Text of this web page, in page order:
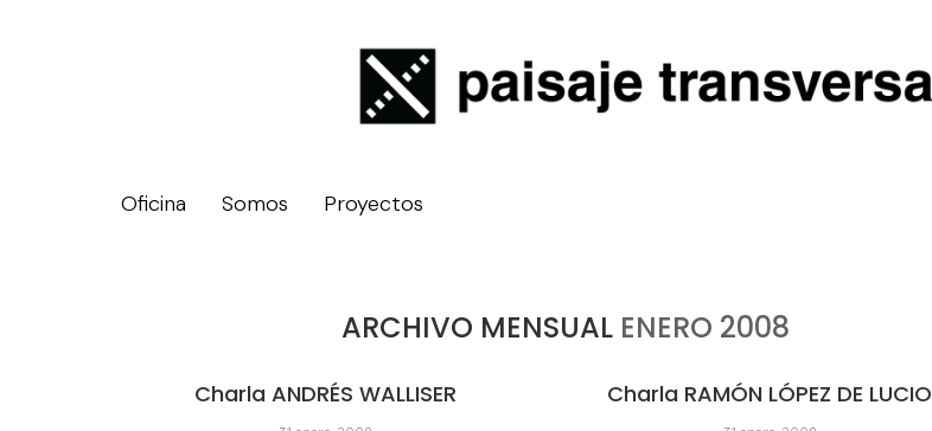
Oficina Somos Proyectos
ARCHIVO MENSUAL ENERO 2008
Charla ANDRÉS WALLISER Charla RAMÓN LÓPEZ DE LUCIO